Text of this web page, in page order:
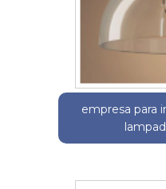
empresa para